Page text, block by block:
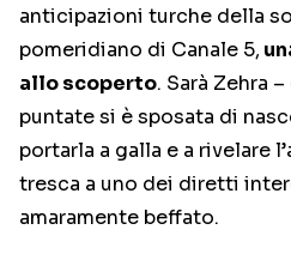
anticipazioni turche della
pomeridiano di Canale 5,
allo scoperto. Sarà Zehra
puntate si è sposata di
portarla a galla e a rivelare
tresca a uno dei diretti
amaramente beffato.